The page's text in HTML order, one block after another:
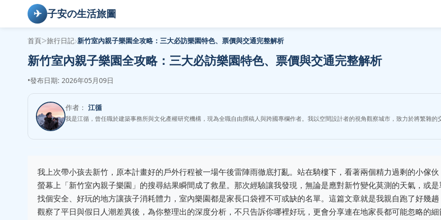
✈ 子安の生活旅圖
首頁>旅行日記›新竹室內親子樂園全攻略：三大必訪樂園特色、票價與交通完整解析
新竹室內親子樂園全攻略：三大必訪樂園特色、票價與交通完整解析
•發布日期: 2026年05月09日
作者： 江循
我是江循，曾任職於建築事務所與文化產權研究機構，現為全職自由撰稿人與跨國專欄作者。我以空間設計者的視角觀察城市，致力於將繁雜
我上次帶小孩去新竹，原本計畫好的戶外行程被一場午後雷陣雨徹底打亂。站在騎樓下，看著兩個精力過剩的小傢
螢幕上「新竹室內親子樂園」的搜尋結果瞬間成了救星。那次經驗讓我發現，無論是應對新竹變化莫測的天氣，或
找個安全、好玩的地方讓孩子消耗體力，室內樂園都是家長口袋裡不可或缺的名單。這篇文章就是我親自跑了好幾
觀察了平日與假日人潮差異後，為你整理出的深度分析，不只告訴你哪裡好玩，更會分享連在地家長都可能忽略的